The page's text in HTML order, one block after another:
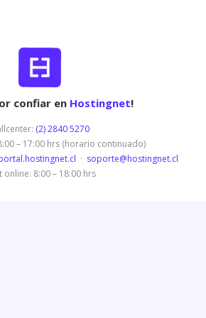
confiar en Hostingnet!
(2) 2840 5270
– 17:00 hrs (horario continuado)
· soporte@hostingnet.cl
online: 8:00 – 18:00 hrs